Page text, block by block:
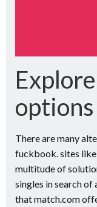
There are many
fuckbook. sites
multitude of
singles in search
that match.com